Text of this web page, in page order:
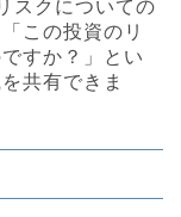
スクについての
この投資のリ
すか？」とい
共有できま